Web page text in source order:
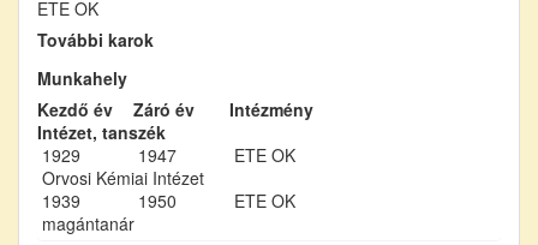
ETE OK
További karok
Munkahely
Kezdő év
Záró év
Intézmény
Intézet, tanszék
1929
1947
ETE OK
Orvosi Kémiai Intézet
1939
1950
ETE OK
magántanár